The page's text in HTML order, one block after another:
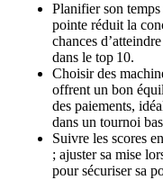
Planifier son
pointe réduit la
chances
dans le top 10.
Choisir des
offrent un bon
des paiements,
dans un tournoi
Suivre les scores
; ajuster sa mise
pour sécuriser sa